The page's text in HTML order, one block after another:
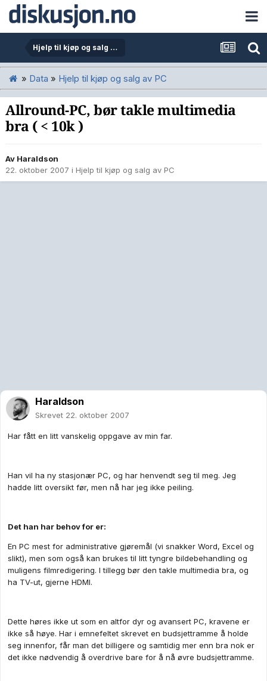
Hjelp til kjøp og salg av PC
» Data » Hjelp til kjøp og salg av PC
Allround-PC, bør takle multimedia
bra ( < 10k )
Av Haraldson
22. oktober 2007 i Hjelp til kjøp og salg av PC
Haraldson
Skrevet 22. oktober 2007
Har fått en litt vanskelig oppgave av min far.
Han vil ha ny stasjonær PC, og har henvendt seg til meg. Jeg
hadde litt oversikt før, men nå har jeg ikke peiling.
Det han har behov for er:
En PC mest for administrative gjøremål (vi snakker Word, Excel og
slikt), men som også kan brukes til litt tyngre bildebehandling og
muligens filmredigering. I tillegg bør den takle multimedia bra, og
ha TV-ut, gjerne HDMI.
Dette høres ikke ut som en altfor dyr og avansert PC, kravene er
ikke så høye. Har i emnefeltet skrevet en budsjettramme å holde
seg innenfor, får man det billigere og samtidig mer enn bra nok er
det ikke nødvendig å overdrive bare for å nå øvre budsjettramme.